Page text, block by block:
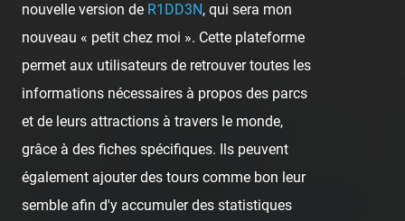
Comment
Previous post:
‹ YUKON QUAD ONRIDE - LE PAL
Next post:
UNTAMED TEST RUN/OFFRIDE - WALIBI HOLLAND
nouvelle version de R1DD3N, qui sera mon
nouveau « petit chez moi ». Cette plateforme
permet aux utilisateurs de retrouver toutes les
informations nécessaires à propos des parcs
et de leurs attractions à travers le monde,
grâce à des fiches spécifiques. Ils peuvent
également ajouter des tours comme bon leur
semble afin d'y accumuler des statistiques